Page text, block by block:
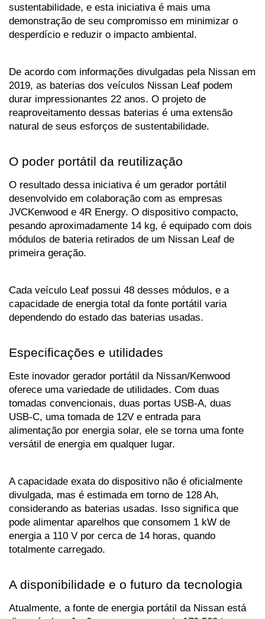
sustentabilidade, e esta iniciativa é mais uma
demonstração de seu compromisso em minimizar o
desperdício e reduzir o impacto ambiental.
De acordo com informações divulgadas pela Nissan em
2019, as baterias dos veículos Nissan Leaf podem
durar impressionantes 22 anos. O projeto de
reaproveitamento dessas baterias é uma extensão
natural de seus esforços de sustentabilidade.
O poder portátil da reutilização
O resultado dessa iniciativa é um gerador portátil
desenvolvido em colaboração com as empresas
JVCKenwood e 4R Energy. O dispositivo compacto,
pesando aproximadamente 14 kg, é equipado com dois
módulos de bateria retirados de um Nissan Leaf de
primeira geração.
Cada veículo Leaf possui 48 desses módulos, e a
capacidade de energia total da fonte portátil varia
dependendo do estado das baterias usadas.
Especificações e utilidades
Este inovador gerador portátil da Nissan/Kenwood
oferece uma variedade de utilidades. Com duas
tomadas convencionais, duas portas USB-A, duas
USB-C, uma tomada de 12V e entrada para
alimentação por energia solar, ele se torna uma fonte
versátil de energia em qualquer lugar.
A capacidade exata do dispositivo não é oficialmente
divulgada, mas é estimada em torno de 128 Ah,
considerando as baterias usadas. Isso significa que
pode alimentar aparelhos que consomem 1 kW de
energia a 110 V por cerca de 14 horas, quando
totalmente carregado.
A disponibilidade e o futuro da tecnologia
Atualmente, a fonte de energia portátil da Nissan está